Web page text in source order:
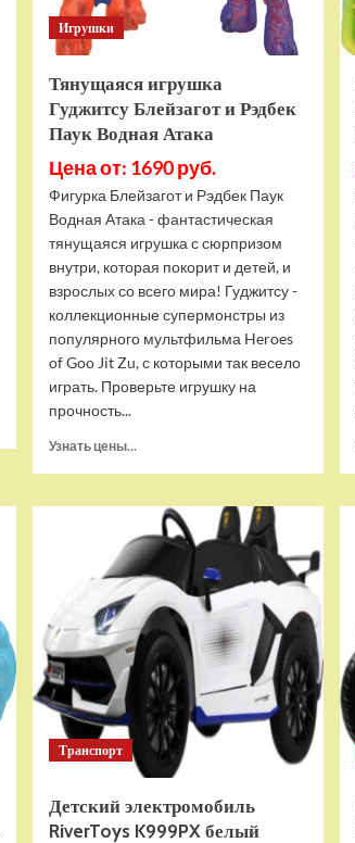
Игрушки
Тянущаяся игрушка
Гуджитсу Блейзагот и Рэдбек
Паук Водная Атака
Цена от: 1690 руб.
Фигурка Блейзагот и Рэдбек Паук
Водная Атака - фантастическая
тянущаяся игрушка с сюрпризом
внутри, которая покорит и детей, и
взрослых со всего мира! Гуджитсу -
коллекционные супермонстры из
популярного мультфильма Heroes
of Goo Jit Zu, с которыми так весело
играть. Проверьте игрушку на
прочность...
Узнать цены...
Тянущаяся
игрушка
Гуджитсу
Блейзагот
Рэдбек
Паук
Водная
Атака
Транспорт
Детский электромобиль
RiverToys K999PX белый